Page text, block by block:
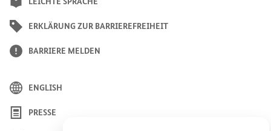
ERKLÄRUNG ZUR BARRIEREFREIHEIT
BARRIERE MELDEN
ENGLISH
PRESSE